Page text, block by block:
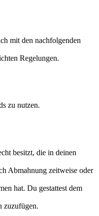
mit den nachfolgenden
Regelungen.
zu nutzen.
besitzt, die in deinen
Abmahnung zeitweise oder
hat. Du gestattest dem
zuzufügen.